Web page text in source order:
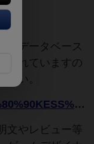
。データベース
されていますの
い。
https://www.amazon.co.jp/%E3%80%90KESS%E3%83%AF%E3%83%B3%E3%83%94%E3%83%BC%E3%82%B9%E3%80%91%E3%83%AB%E3%83%95%E3%82%A3%E3%81%AE%E5%BC%81%E5%BD%93%E3%83%91%E3%83%8B%E3%83%83%E3%82%AF%E3%82%B2%E3%83%BC%E3%83%A0-10%E6%AD%B3%E4%BB%A5%E4%B8%8A-%E3%83%97%E3%83%AC%E3%82%A4%E3%82%BF%E3%82%A4%E3%83%A030%E5%88%86-%E3%81%94%E3%81%A1%E3%81%9D%E3%81%86%E3%81%AE%E6%A5%BD%E3%81%97%E3%81%BF-%E3%83%A9%E3%83%B3%E3%83%81%E3%81%AF%E3%83%91%E3%83%8B%E3%83%83%E3%82%AF%E3%81%AE%E9%9D%A2%E3%81%A7/dp/B0D9L2ZY5W
文やレビュー等